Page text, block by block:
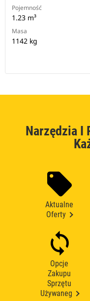
Pojemność
1.23 m³
Masa
1142 kg
Narzędzia I
Aktualne
Oferty
Opcje
Zakupu
Sprzętu
Używaneg